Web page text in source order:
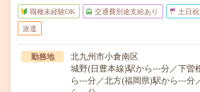
職種未経験OK 交通費別途支給あり 土日
派遣
勤務地
北九州市小倉南区
城野(日豊本線)駅から---分／下曽
ら---分／北方(福岡県)駅から---分